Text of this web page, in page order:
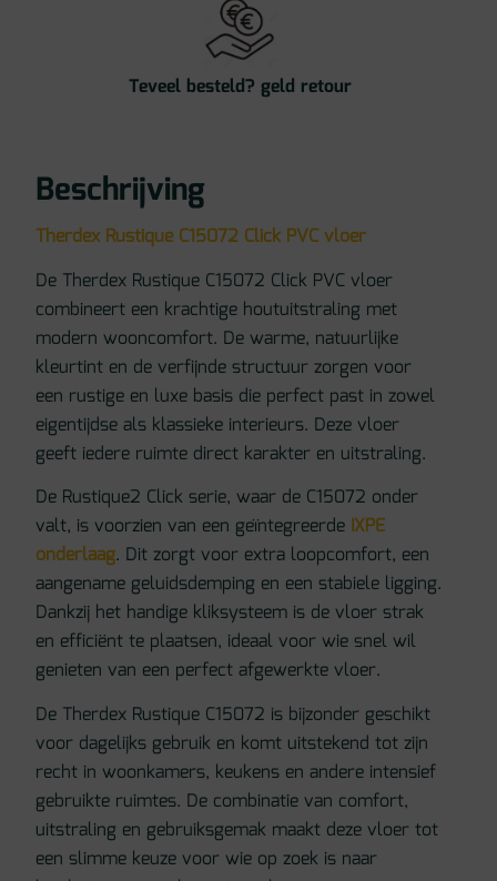
Teveel besteld? geld retour
Beschrijving
Therdex Rustique C15072 Click PVC vloer
De Therdex Rustique C15072 Click PVC vloer
combineert een krachtige houtuitstraling met
modern wooncomfort. De warme, natuurlijke
kleurtint en de verfijnde structuur zorgen voor
een rustige en luxe basis die perfect past in zowel
eigentijdse als klassieke interieurs. Deze vloer
geeft iedere ruimte direct karakter en uitstraling.
De Rustique2 Click serie, waar de C15072 onder
valt, is voorzien van een geïntegreerde IXPE
onderlaag. Dit zorgt voor extra loopcomfort, een
aangename geluidsdemping en een stabiele ligging.
Dankzij het handige kliksysteem is de vloer strak
en efficiënt te plaatsen, ideaal voor wie snel wil
genieten van een perfect afgewerkte vloer.
De Therdex Rustique C15072 is bijzonder geschikt
voor dagelijks gebruik en komt uitstekend tot zijn
recht in woonkamers, keukens en andere intensief
gebruikte ruimtes. De combinatie van comfort,
uitstraling en gebruiksgemak maakt deze vloer tot
een slimme keuze voor wie op zoek is naar